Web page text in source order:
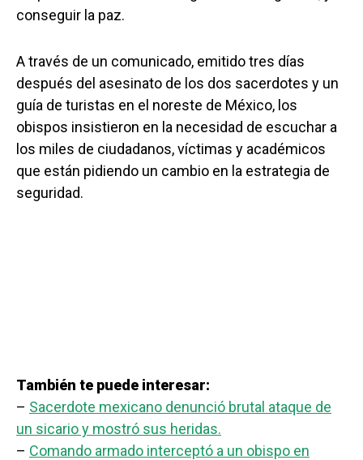
conseguir la paz.
A través de un comunicado, emitido tres días
después del asesinato de los dos sacerdotes y un
guía de turistas en el noreste de México, los
obispos insistieron en la necesidad de escuchar a
los miles de ciudadanos, víctimas y académicos
que están pidiendo un cambio en la estrategia de
seguridad.
También te puede interesar:
– Sacerdote mexicano denunció brutal ataque de
un sicario y mostró sus heridas.
– Comando armado interceptó a un obispo en